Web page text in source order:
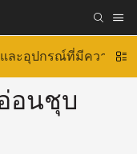
ละอุปกรณ์ที่มีความยืด
อนชุบ